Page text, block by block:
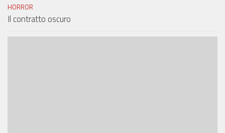
HORROR
Il contratto oscuro